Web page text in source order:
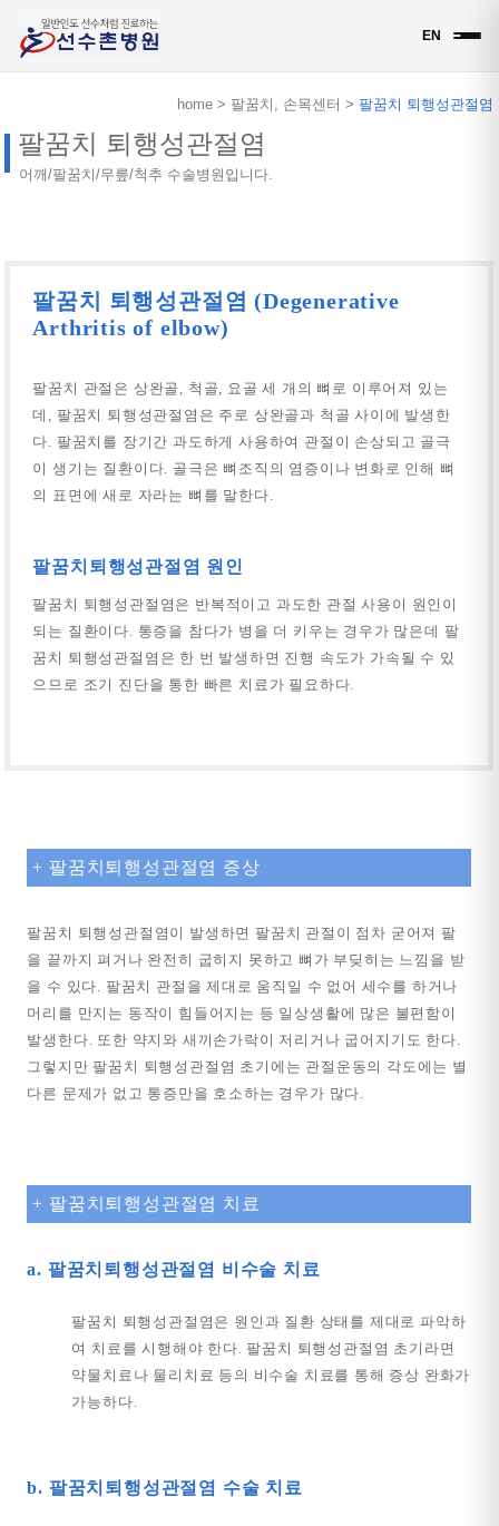
EN
home > 팔꿈치, 손목센터 > 팔꿈치 퇴행성관절염
팔꿈치 퇴행성관절염
어깨/팔꿈치/무릎/척추 수술병원입니다.
팔꿈치 퇴행성관절염 (Degenerative
Arthritis of elbow)
팔꿈치 관절은 상완골, 척골, 요골 세 개의 뼈로 이루어져 있는
데, 팔꿈치 퇴행성관절염은 주로 상완골과 척골 사이에 발생한
다. 팔꿈치를 장기간 과도하게 사용하여 관절이 손상되고 골극
이 생기는 질환이다. 골극은 뼈조직의 염증이나 변화로 인해 뼈
의 표면에 새로 자라는 뼈를 말한다.
팔꿈치퇴행성관절염 원인
팔꿈치 퇴행성관절염은 반복적이고 과도한 관절 사용이 원인이
되는 질환이다. 통증을 참다가 병을 더 키우는 경우가 많은데 팔
꿈치 퇴행성관절염은 한 번 발생하면 진행 속도가 가속될 수 있
으므로 조기 진단을 통한 빠른 치료가 필요하다.
+ 팔꿈치퇴행성관절염 증상
팔꿈치 퇴행성관절염이 발생하면 팔꿈치 관절이 점차 굳어져 팔
을 끝까지 펴거나 완전히 굽히지 못하고 뼈가 부딪히는 느낌을 받
을 수 있다. 팔꿈치 관절을 제대로 움직일 수 없어 세수를 하거나
머리를 만지는 동작이 힘들어지는 등 일상생활에 많은 불편함이
발생한다. 또한 약지와 새끼손가락이 저리거나 굽어지기도 한다.
그렇지만 팔꿈치 퇴행성관절염 초기에는 관절운동의 각도에는 별
다른 문제가 없고 통증만을 호소하는 경우가 많다.
+ 팔꿈치퇴행성관절염 치료
a. 팔꿈치퇴행성관절염 비수술 치료
팔꿈치 퇴행성관절염은 원인과 질환 상태를 제대로 파악하
여 치료를 시행해야 한다. 팔꿈치 퇴행성관절염 초기라면
약물치료나 물리치료 등의 비수술 치료를 통해 증상 완화가
가능하다.
b. 팔꿈치퇴행성관절염 수술 치료